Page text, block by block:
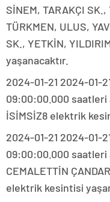
SİNEM, TARAKÇI
TÜRKMEN, ULUS,
SK., YETKİN,
yaşanacaktır.
2024-01-21 2024-01-
09:00:00.000 saatleri
İSİMSİZ8 elektrik
2024-01-21 2024-01-
09:00:00.000 saatleri
CEMALETTİN
elektrik kesintisi